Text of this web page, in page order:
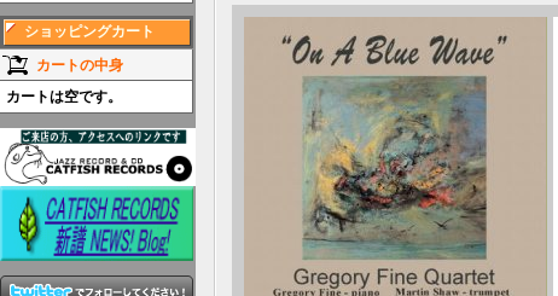
ショッピングカート
カートの中身
カートは空です。